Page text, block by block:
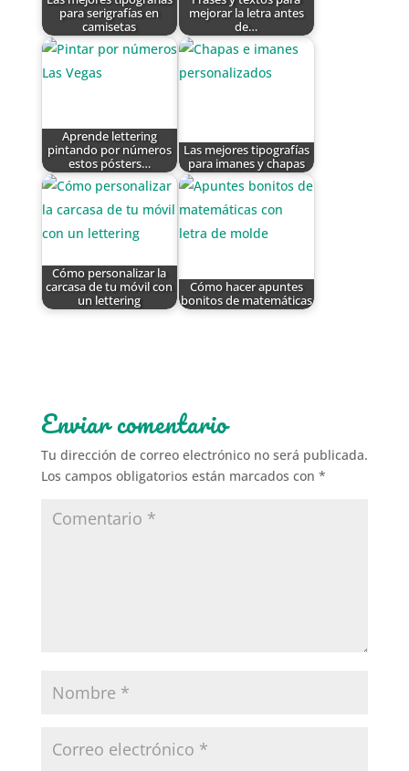
para serigrafías en
camisetas
mejorar la letra antes
de…
Aprende lettering
pintando por números
estos pósters…
Las mejores tipografías
para imanes y chapas
Cómo personalizar la
carcasa de tu móvil con
un lettering
Cómo hacer apuntes
bonitos de matemáticas
Enviar comentario
Tu dirección de correo electrónico no será publicada.
Los campos obligatorios están marcados con *